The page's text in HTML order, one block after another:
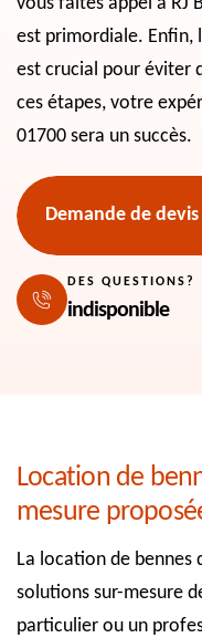
est primordiale. Enfin,
est crucial pour éviter
ces étapes, votre
01700 sera un succès.
Demande de
DES QUESTIONS?
indisponible
Location de
mesure
La location de bennes
solutions sur-mesure
particulier ou un